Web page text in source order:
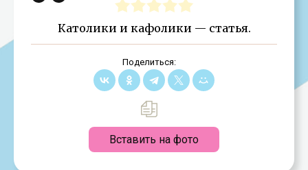
Католики и кафолики — статья.
Поделиться:
Вставить на фото